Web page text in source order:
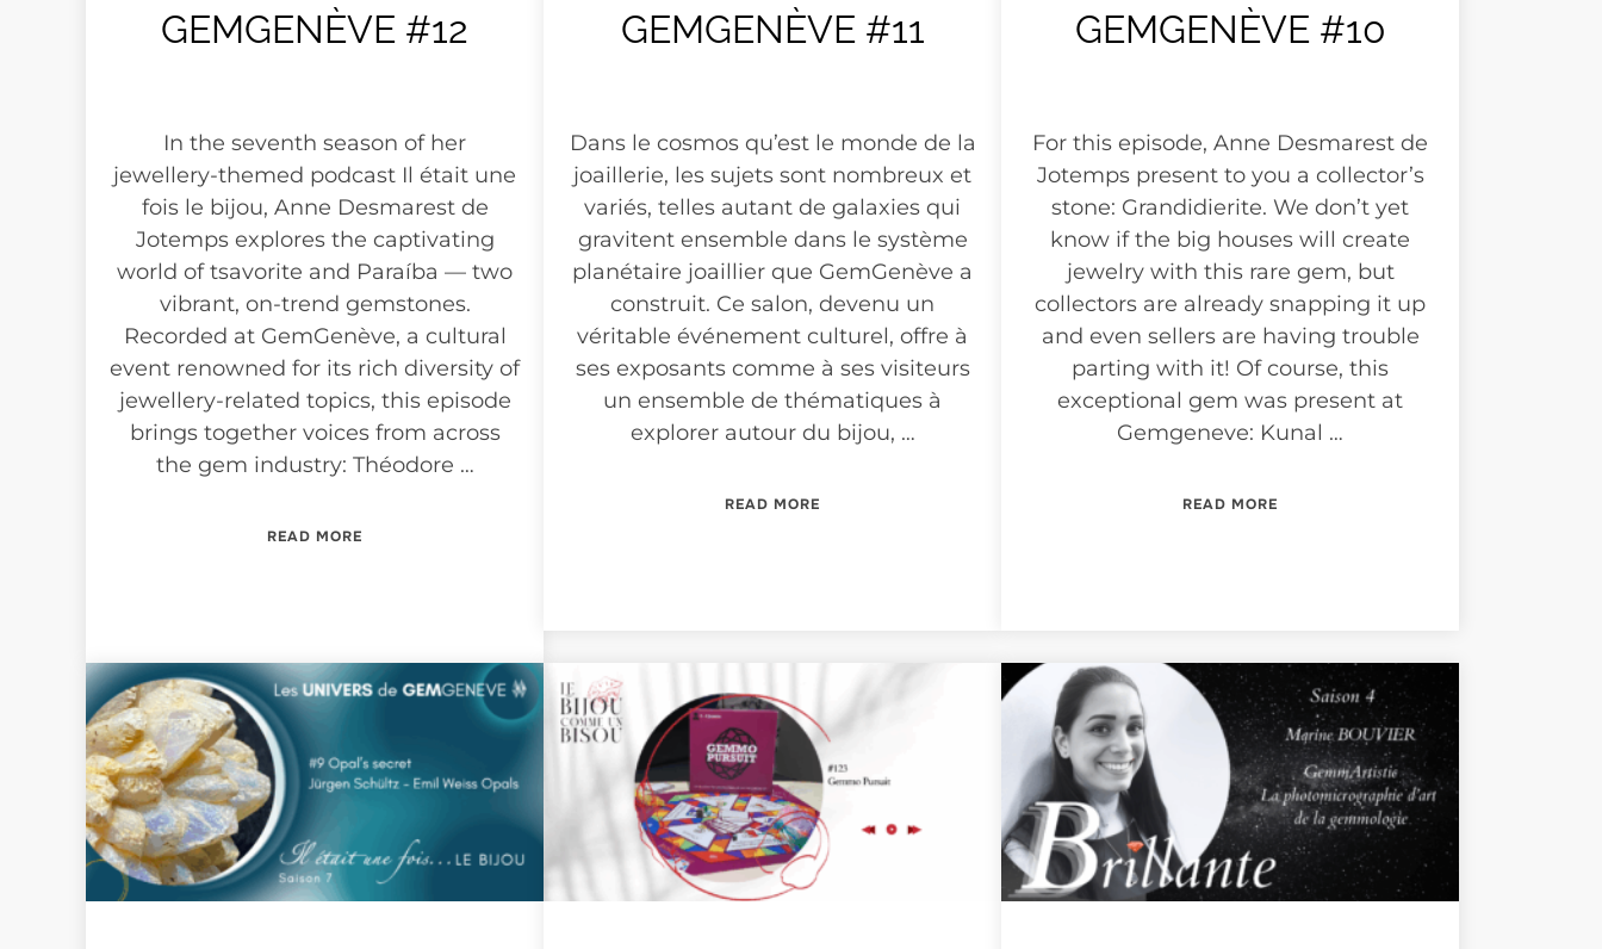
GEMGENÈVE #12
In the seventh season of her
jewellery-themed podcast Il était une
fois le bijou, Anne Desmarest de
Jotemps explores the captivating
world of tsavorite and Paraíba — two
vibrant, on-trend gemstones.
Recorded at GemGenève, a cultural
event renowned for its rich diversity of
jewellery-related topics, this episode
brings together voices from across
the gem industry: Théodore …
READ MORE
GEMGENÈVE #11
Dans le cosmos qu’est le monde de la
joaillerie, les sujets sont nombreux et
variés, telles autant de galaxies qui
gravitent ensemble dans le système
planétaire joaillier que GemGenève a
construit. Ce salon, devenu un
véritable événement culturel, offre à
ses exposants comme à ses visiteurs
un ensemble de thématiques à
explorer autour du bijou, …
READ MORE
GEMGENÈVE #10
For this episode, Anne Desmarest de
Jotemps present to you a collector’s
stone: Grandidierite. We don’t yet
know if the big houses will create
jewelry with this rare gem, but
collectors are already snapping it up
and even sellers are having trouble
parting with it! Of course, this
exceptional gem was present at
Gemgeneve: Kunal …
READ MORE